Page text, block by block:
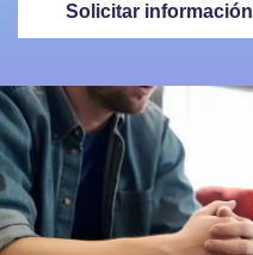
Solicitar información